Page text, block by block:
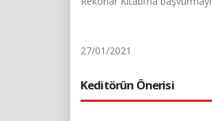
27/01/2021
Keditörün Önerisi